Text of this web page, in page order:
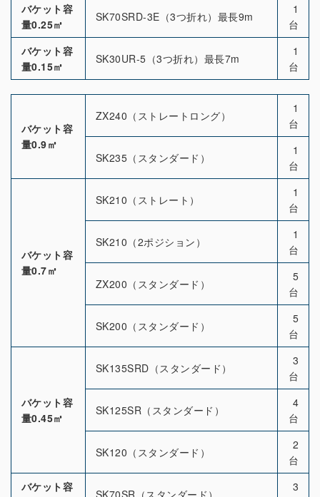
バケット容
量0.25㎥
SK70SRD-3E（3つ折れ）最長9m
1
台
バケット容
量0.15㎥
SK30UR-5（3つ折れ）最長7m
1
台
バケット容
量0.9㎥
ZX240（ストレートロング）
1
台
SK235（スタンダード）
1
台
バケット容
量0.7㎥
SK210（ストレート）
1
台
SK210（2ポジション）
1
台
ZX200（スタンダード）
5
台
SK200（スタンダード）
5
台
バケット容
量0.45㎥
SK135SRD（スタンダード）
3
台
SK125SR（スタンダード）
4
台
SK120（スタンダード）
2
台
バケット容
SK70SR（スタンダード）
3